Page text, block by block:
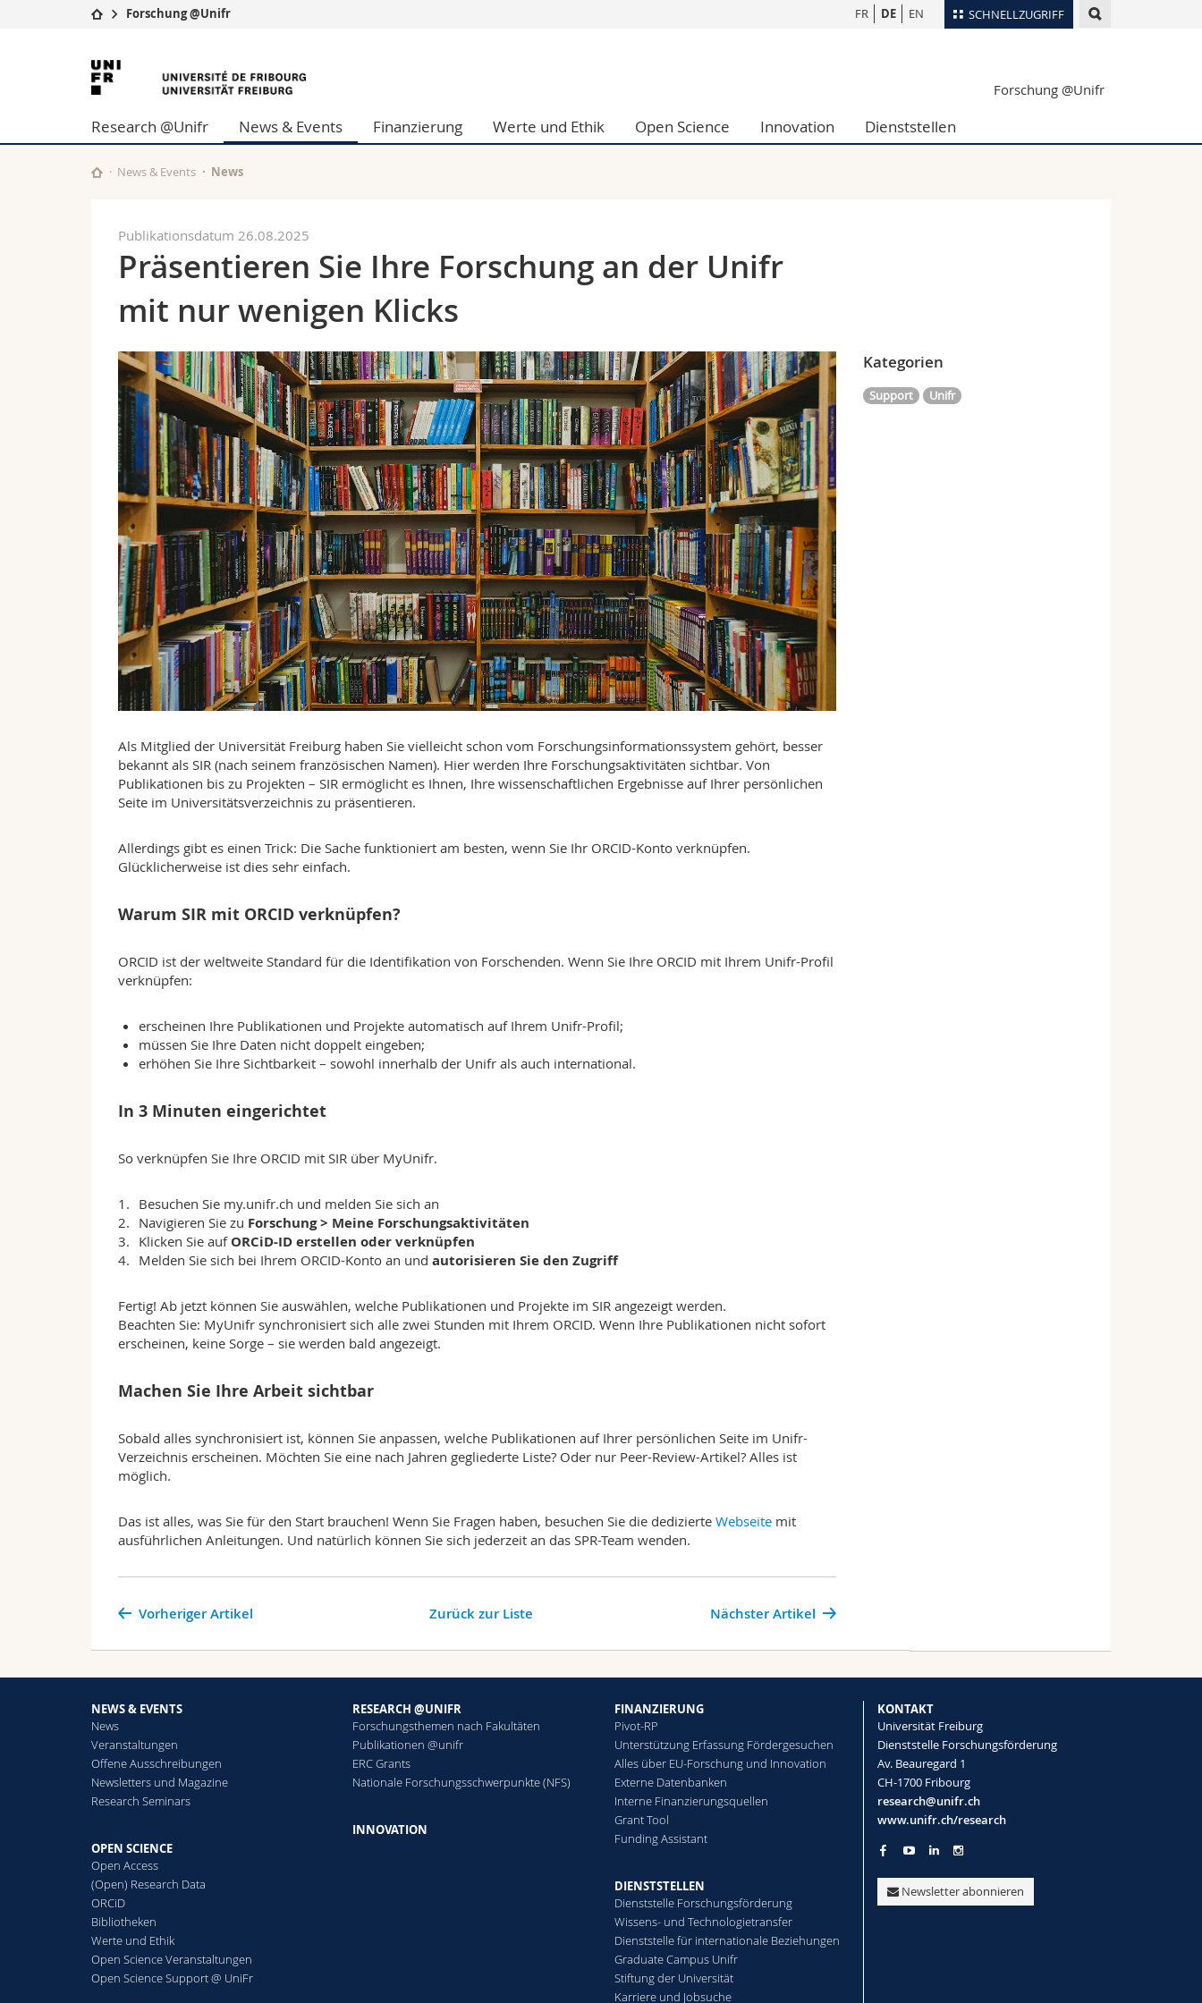
SCHNELLZUGRIFF
Universität
Studium
Forschung
Universität
Weiterbildung
Wirtschafts- und Sozialwissenschaftliche Fak.
Philosophische Fak.
Medien
Forschende
Webmail
FR DE EN
Forschung @Unifr
Universität
Freiburg
Forschung @Unifr
Research @Unifr News & Events Finanzierung Werte und Ethik Open Science Innovation Dienststellen
News & Events News
Publikationsdatum 26.08.2025
Präsentieren Sie Ihre Forschung an der Unifr
mit nur wenigen Klicks
Als Mitglied der Universität Freiburg haben Sie vielleicht schon vom Forschungsinformationssystem gehört, besser
bekannt als SIR (nach seinem französischen Namen). Hier werden Ihre Forschungsaktivitäten sichtbar. Von
Publikationen bis zu Projekten – SIR ermöglicht es Ihnen, Ihre wissenschaftlichen Ergebnisse auf Ihrer persönlichen
Seite im Universitätsverzeichnis zu präsentieren.
Allerdings gibt es einen Trick: Die Sache funktioniert am besten, wenn Sie Ihr ORCID-Konto verknüpfen.
Glücklicherweise ist dies sehr einfach.
Warum SIR mit ORCID verknüpfen?
ORCID ist der weltweite Standard für die Identifikation von Forschenden. Wenn Sie Ihre ORCID mit Ihrem Unifr-Profil
verknüpfen:
erscheinen Ihre Publikationen und Projekte automatisch auf Ihrem Unifr-Profil;
müssen Sie Ihre Daten nicht doppelt eingeben;
erhöhen Sie Ihre Sichtbarkeit – sowohl innerhalb der Unifr als auch international.
In 3 Minuten eingerichtet
So verknüpfen Sie Ihre ORCID mit SIR über MyUnifr.
Besuchen Sie my.unifr.ch und melden Sie sich an
Navigieren Sie zu Forschung > Meine Forschungsaktivitäten
Klicken Sie auf ORCiD-ID erstellen oder verknüpfen
Melden Sie sich bei Ihrem ORCID-Konto an und autorisieren Sie den Zugriff
Fertig! Ab jetzt können Sie auswählen, welche Publikationen und Projekte im SIR angezeigt werden.
Beachten Sie: MyUnifr synchronisiert sich alle zwei Stunden mit Ihrem ORCID. Wenn Ihre Publikationen nicht sofort
erscheinen, keine Sorge – sie werden bald angezeigt.
Machen Sie Ihre Arbeit sichtbar
Sobald alles synchronisiert ist, können Sie anpassen, welche Publikationen auf Ihrer persönlichen Seite im Unifr-
Verzeichnis erscheinen. Möchten Sie eine nach Jahren gegliederte Liste? Oder nur Peer-Review-Artikel? Alles ist
möglich.
Das ist alles, was Sie für den Start brauchen! Wenn Sie Fragen haben, besuchen Sie die dedizierte Webseite mit
ausführlichen Anleitungen. Und natürlich können Sie sich jederzeit an das SPR-Team wenden.
Nächster Artikel
Vorheriger Artikel Zurück zur Liste
Kategorien
Support Unifr
NEWS & EVENTS
News
Veranstaltungen
Offene Ausschreibungen
Newsletters und Magazine
Research Seminars
OPEN SCIENCE
Open Access
(Open) Research Data
ORCiD
Bibliotheken
Werte und Ethik
Open Science Veranstaltungen
Open Science Support @ UniFr
RESEARCH @UNIFR
Forschungsthemen nach Fakultäten
Publikationen @unifr
ERC Grants
Nationale Forschungsschwerpunkte (NFS)
INNOVATION
FINANZIERUNG
Pivot-RP
Unterstützung Erfassung Fördergesuchen
Alles über EU-Forschung und Innovation
Externe Datenbanken
Interne Finanzierungsquellen
Grant Tool
Funding Assistant
DIENSTSTELLEN
Dienststelle Forschungsförderung
Wissens- und Technologietransfer
Dienststelle für internationale Beziehungen
Graduate Campus Unifr
Stiftung der Universität
Karriere und Jobsuche
KONTAKT
Universität Freiburg
Dienststelle Forschungsförderung
Av. Beauregard 1
CH-1700 Fribourg
research@unifr.ch
www.unifr.ch/research
Newsletter abonnieren